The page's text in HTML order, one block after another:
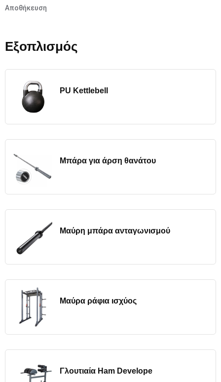
Αποθήκευση
Εξοπλισμός
PU Kettlebell
Μπάρα για άρση θανάτου
Μαύρη μπάρα ανταγωνισμού
Μαύρα ράφια ισχύος
Γλουτιαία Ham Develope